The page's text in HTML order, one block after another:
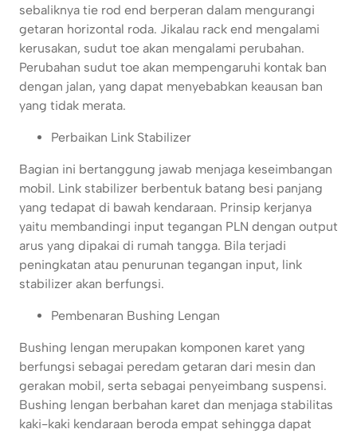
sebaliknya tie rod end berperan dalam mengurangi
getaran horizontal roda. Jikalau rack end mengalami
kerusakan, sudut toe akan mengalami perubahan.
Perubahan sudut toe akan mempengaruhi kontak ban
dengan jalan, yang dapat menyebabkan keausan ban
yang tidak merata.
Perbaikan Link Stabilizer
Bagian ini bertanggung jawab menjaga keseimbangan
mobil. Link stabilizer berbentuk batang besi panjang
yang tedapat di bawah kendaraan. Prinsip kerjanya
yaitu membandingi input tegangan PLN dengan output
arus yang dipakai di rumah tangga. Bila terjadi
peningkatan atau penurunan tegangan input, link
stabilizer akan berfungsi.
Pembenaran Bushing Lengan
Bushing lengan merupakan komponen karet yang
berfungsi sebagai peredam getaran dari mesin dan
gerakan mobil, serta sebagai penyeimbang suspensi.
Bushing lengan berbahan karet dan menjaga stabilitas
kaki-kaki kendaraan beroda empat sehingga dapat